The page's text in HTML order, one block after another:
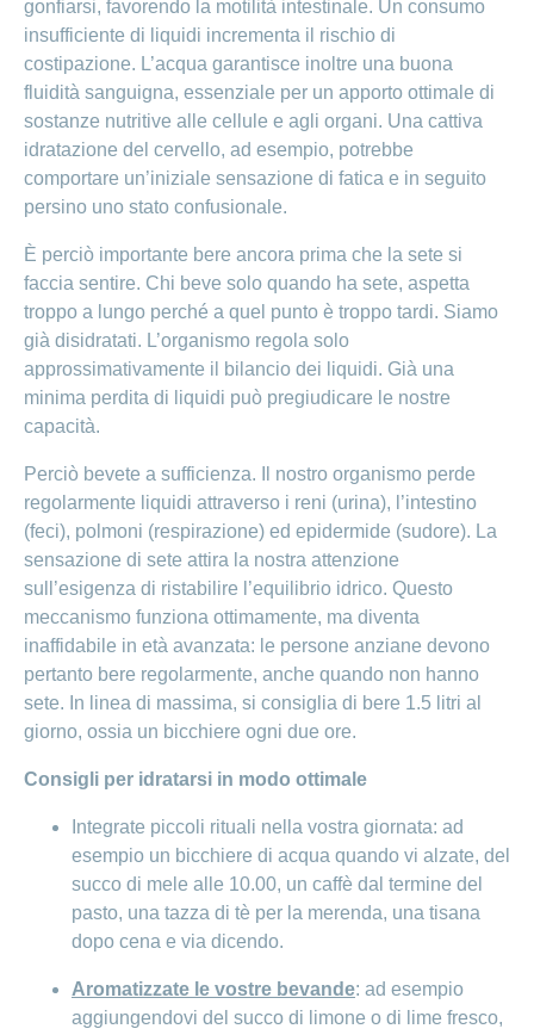
gonfiarsi, favorendo la motilità intestinale. Un consumo
insufficiente di liquidi incrementa il rischio di
costipazione. L’acqua garantisce inoltre una buona
fluidità sanguigna, essenziale per un apporto ottimale di
sostanze nutritive alle cellule e agli organi. Una cattiva
idratazione del cervello, ad esempio, potrebbe
comportare un’iniziale sensazione di fatica e in seguito
persino uno stato confusionale.
È perciò importante bere ancora prima che la sete si
faccia sentire. Chi beve solo quando ha sete, aspetta
troppo a lungo perché a quel punto è troppo tardi. Siamo
già disidratati. L’organismo regola solo
approssimativamente il bilancio dei liquidi. Già una
minima perdita di liquidi può pregiudicare le nostre
capacità.
Perciò bevete a sufficienza. Il nostro organismo perde
regolarmente liquidi attraverso i reni (urina), l’intestino
(feci), polmoni (respirazione) ed epidermide (sudore). La
sensazione di sete attira la nostra attenzione
sull’esigenza di ristabilire l’equilibrio idrico. Questo
meccanismo funziona ottimamente, ma diventa
inaffidabile in età avanzata: le persone anziane devono
pertanto bere regolarmente, anche quando non hanno
sete. In linea di massima, si consiglia di bere 1.5 litri al
giorno, ossia un bicchiere ogni due ore.
Consigli per idratarsi in modo ottimale
Integrate piccoli rituali nella vostra giornata: ad
esempio un bicchiere di acqua quando vi alzate, del
succo di mele alle 10.00, un caffè dal termine del
pasto, una tazza di tè per la merenda, una tisana
dopo cena e via dicendo.
Aromatizzate le vostre bevande: ad esempio
aggiungendovi del succo di limone o di lime fresco,